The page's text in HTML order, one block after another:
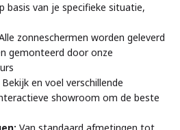
basis van je specifieke situatie,
zonneschermen worden geleverd
gemonteerd door onze
Bekijk en voel verschillende
showroom om de beste